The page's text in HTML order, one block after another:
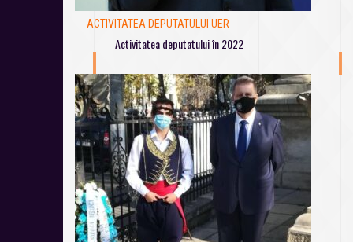
ACTIVITATEA DEPUTATULUI UER
Activitatea deputatului în 2022